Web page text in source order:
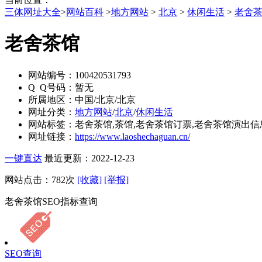
三体网址大全>网站百科 >地方网站 > 北京 > 休闲生活 > 老舍
老舍茶馆
网站编号： 100420531793
Q Q号码： 暂无
所属地区： 中国/北京/北京
网址分类： 地方网站/北京/休闲生活
网站标签： 老舍茶馆,茶馆,老舍茶馆订票,老舍茶馆演出信
网址链接： https://www.laoshechaguan.cn/
一键直达 最近更新：2022-12-23
网站点击： 782次 [收藏] [举报]
老舍茶馆SEO指标查询
SEO查询